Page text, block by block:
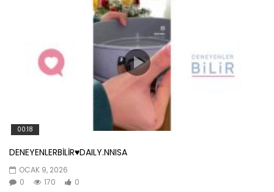
00:18
DENEYENLERBİLİR♥️DAILY.NNISA
OCAK 9, 2026
0
170 0